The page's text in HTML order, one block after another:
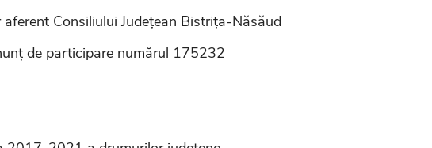
Consiliului Județean Bistrița-Năsăud
de participare numărul 175232